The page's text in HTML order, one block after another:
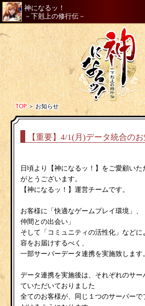
神になるッ！
－下剋上の修行伝－
TOP＞お知らせ
【重要】4/1(月)データ統合の
日頃より【神になるッ！】をご愛顧いた
がとうございます。
【神になるッ！】運営チームです。
お客様に「快適なゲームプレイ環境」、
仲間との出会い」
そして「コミュニティの活性化」などに
容をお届けするべく、
一部サーバーデータ連携を実施致します
データ連携を実施後は、それぞれのサー
ていただいておりました
全てのお客様が、同じ１つのサーバーで